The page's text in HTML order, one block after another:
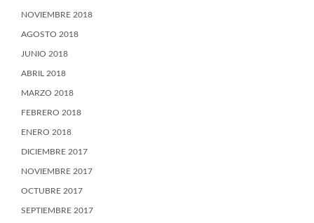
NOVIEMBRE 2018
AGOSTO 2018
JUNIO 2018
ABRIL 2018
MARZO 2018
FEBRERO 2018
ENERO 2018
DICIEMBRE 2017
NOVIEMBRE 2017
OCTUBRE 2017
SEPTIEMBRE 2017